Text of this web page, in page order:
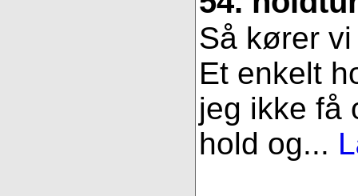
Så kører
Et enkelt
jeg ikke få
hold og...